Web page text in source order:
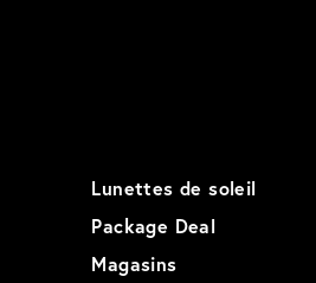
Lunettes de soleil
Package Deal
Magasins